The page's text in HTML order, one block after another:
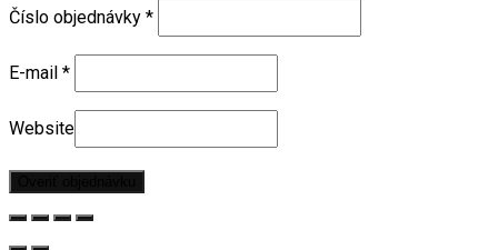
Číslo objednávky *
E-mail *
Website